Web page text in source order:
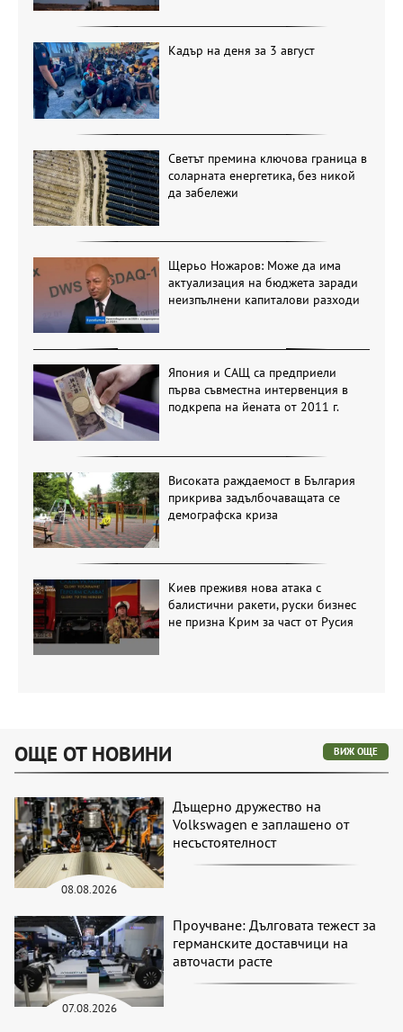
Кадър на деня за 3 август
Светът премина ключова граница в
соларната енергетика, без никой
да забележи
Щерьо Ножаров: Може да има
актуализация на бюджета заради
неизпълнени капиталови разходи
Япония и САЩ са предприели
първа съвместна интервенция в
подкрепа на йената от 2011 г.
Високата раждаемост в България
прикрива задълбочаващата се
демографска криза
Киев преживя нова атака с
балистични ракети, руски бизнес
не призна Крим за част от Русия
ОЩЕ ОТ НОВИНИ ВИЖ ОЩЕ
08.08.2026
Дъщерно дружество на
Volkswagen е заплашено от
несъстоятелност
07.08.2026
Проучване: Дълговата тежест за
германските доставчици на
авточасти расте